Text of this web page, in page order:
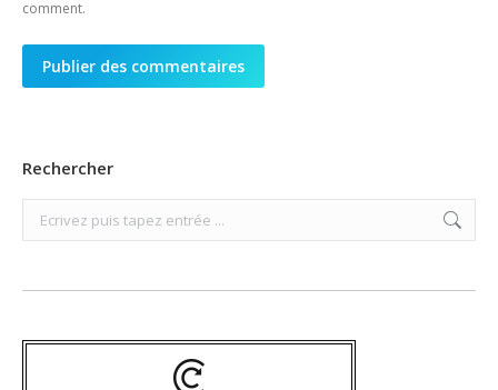
comment.
Publier des commentaires
Rechercher
Search: